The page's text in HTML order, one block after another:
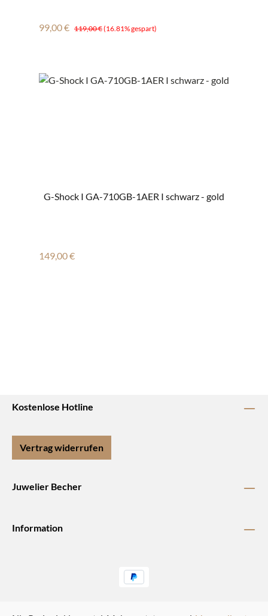
Verkaufspreis:
99,00 € Regulärer Preis:
119,00 €(16.81% gespart)
G-Shock I GA-710GB-1AER I schwarz - gold
Regulärer Preis:
149,00 €
Kostenlose Hotline
Vertrag widerrufen
Juwelier Becher
Information